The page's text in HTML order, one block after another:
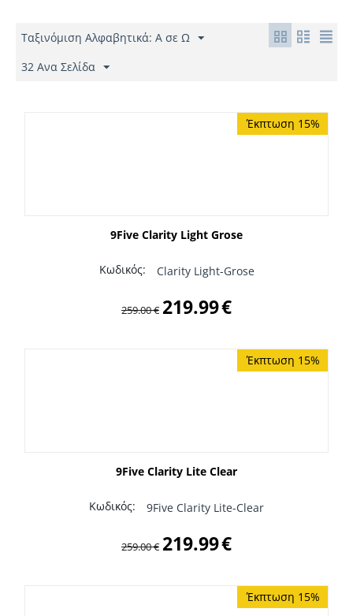
Ταξινόμιση Αλφαβητικά: A σε Ω
32 Ανα Σελίδα
Έκπτωση 15%
9Five Clarity Light Grose
Κωδικός: Clarity Light-Grose
259.00€ 219.99€
Έκπτωση 15%
9Five Clarity Lite Clear
Κωδικός: 9Five Clarity Lite-Clear
259.00€ 219.99€
Έκπτωση 15%